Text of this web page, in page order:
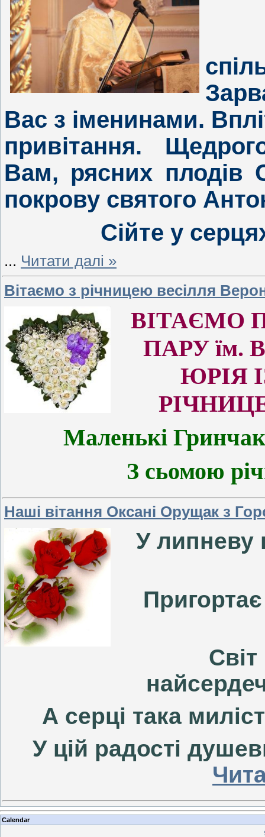
Вас з іменинами.
привітання.
Вам, рясних плодів
покрову святого
Сійте у
... Читати далі »
Вітаємо з річницею весілля
ВІТАЄМО
ПАРУ їм.
ЮРІЯ
Маленькі
З сьомою
Наші вітання Оксані Орущак з
У липневу
Світ
А серці така
У цій радості
Calendar